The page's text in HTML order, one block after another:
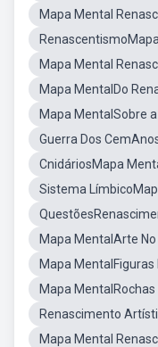
Mapa Mental
Mapa Mental
Mapa MentalDo
Mapa MentalSobre
Guerra Dos
CnidáriosMapa
Sistema
Mapa MentalArte
Mapa MentalFiguras
Mapa MentalRochas
Renascimento
Mapa Mental